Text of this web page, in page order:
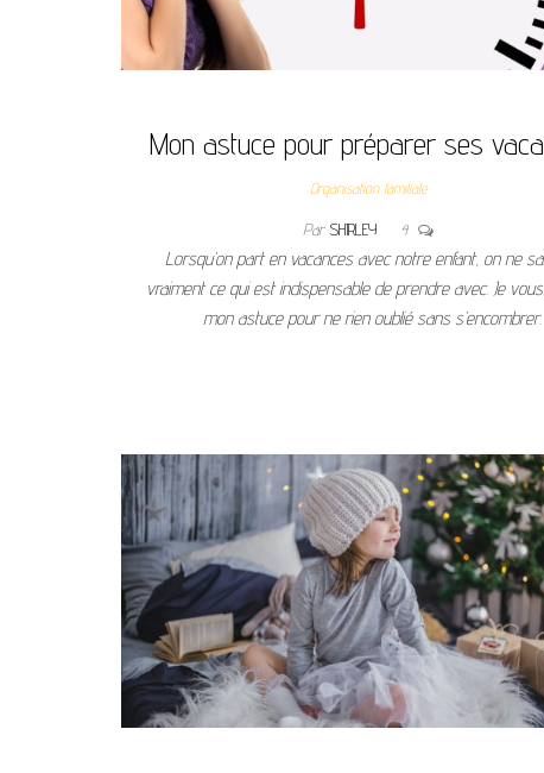
Mon astuce pour préparer ses
Organisation familiale
Par SHIRLEY 4
Lorsqu’on part en vacances avec notre enfant, on ne
vraiment ce qui est indispensable de prendre avec. Je
mon astuce pour ne rien oublié sans s’encombrer.